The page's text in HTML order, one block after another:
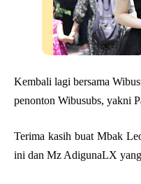
Kembali lagi bersama
penonton Wibusubs, yakni
Terima kasih buat Mbak
ini dan Mz AdigunaLX yang